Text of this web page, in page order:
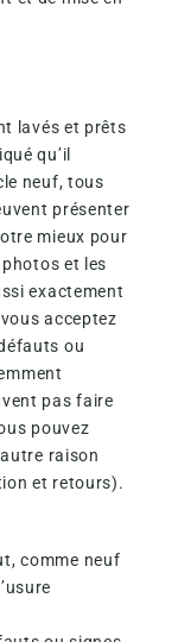
lavés et prêts
qu’il
neuf, tous
présenter
mieux pour
et les
exactement
acceptez
ou
pas faire
pouvez
raison
et retours).
comme neuf